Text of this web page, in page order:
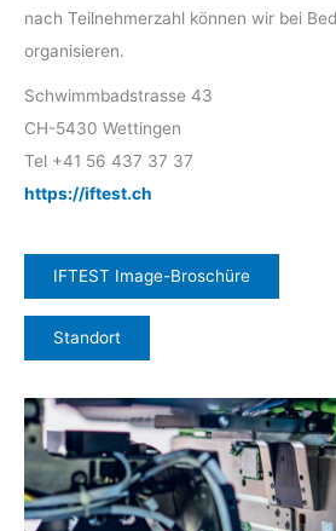
nach Teilnehmerzahl können wir bei
organisieren.
Schwimmbadstrasse 43
CH-5430 Wettingen
Tel +41 56 437 37 37
https://iftest.ch
IFTEST Image-Broschüre
Standort